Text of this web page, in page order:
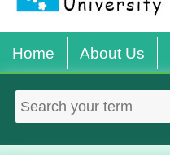
Home About Us